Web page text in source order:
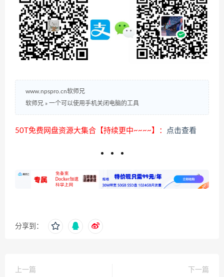
www.npspro.cn软师兄
软师兄 » 一个可以使用手机关闭电脑的工具
50T免费网盘资源大集合【持续更中~~~~】： 点击查看
分享到：
上一篇
下一篇